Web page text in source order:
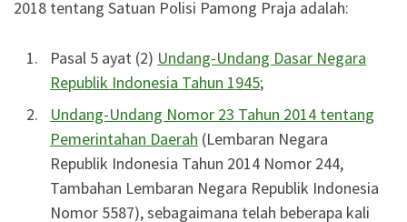
2018 tentang Satuan Polisi Pamong Praja adalah:
Pasal 5 ayat (2) Undang-Undang Dasar Negara
Republik Indonesia Tahun 1945;
Undang-Undang Nomor 23 Tahun 2014 tentang
Pemerintahan Daerah (Lembaran Negara
Republik Indonesia Tahun 2014 Nomor 244,
Tambahan Lembaran Negara Republik Indonesia
Nomor 5587), sebagaimana telah beberapa kali